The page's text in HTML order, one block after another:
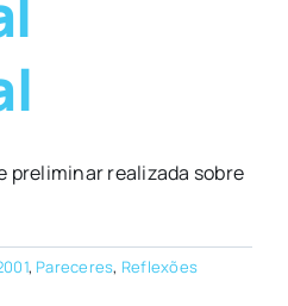
preliminar realizada sobre
, Pareceres, Reflexões